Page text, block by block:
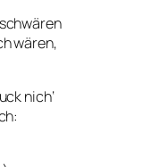
wären,
nich‘